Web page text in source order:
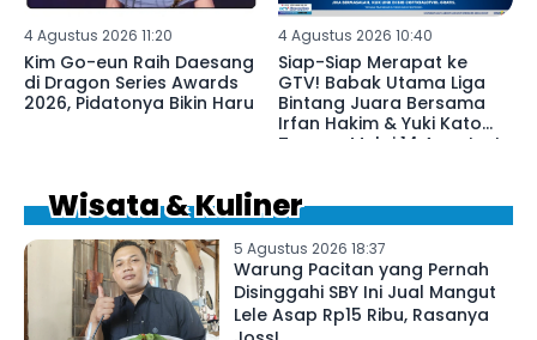
4 Agustus 2026 11:20
Kim Go-eun Raih Daesang
di Dragon Series Awards
2026, Pidatonya Bikin Haru
4 Agustus 2026 10:40
Siap-Siap Merapat ke
GTV! Babak Utama Liga
Bintang Juara Bersama
Irfan Hakim & Yuki Kato
Tayang Mulai 14 Agustus!
Wisata & Kuliner
5 Agustus 2026 18:37
Warung Pacitan yang Pernah
Disinggahi SBY Ini Jual Mangut
Lele Asap Rp15 Ribu, Rasanya